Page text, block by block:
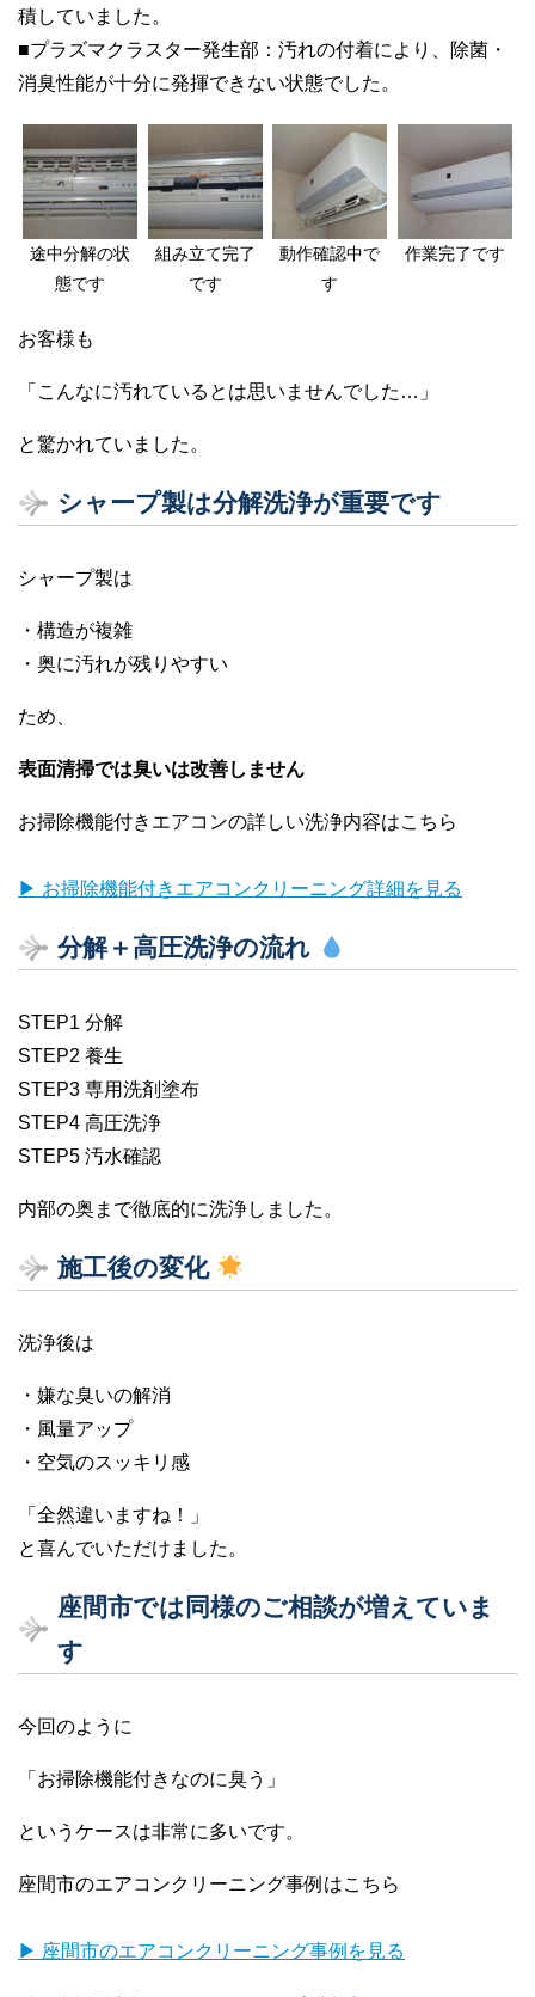
積していました。
■プラズマクラスター発生部：汚れの付着により、除菌・
消臭性能が十分に発揮できない状態でした。
途中分解の状
態です
組み立て完了
です
動作確認中で
す
作業完了です
お客様も
「こんなに汚れているとは思いませんでした…」
と驚かれていました。
シャープ製は分解洗浄が重要です
シャープ製は
・構造が複雑
・奥に汚れが残りやすい
ため、
表面清掃では臭いは改善しません
お掃除機能付きエアコンの詳しい洗浄内容はこちら
▶ お掃除機能付きエアコンクリーニング詳細を見る
分解＋高圧洗浄の流れ
STEP1 分解
STEP2 養生
STEP3 専用洗剤塗布
STEP4 高圧洗浄
STEP5 汚水確認
内部の奥まで徹底的に洗浄しました。
施工後の変化
洗浄後は
・嫌な臭いの解消
・風量アップ
・空気のスッキリ感
「全然違いますね！」
と喜んでいただけました。
座間市では同様のご相談が増えていま
す
今回のように
「お掃除機能付きなのに臭う」
というケースは非常に多いです。
座間市のエアコンクリーニング事例はこちら
▶ 座間市のエアコンクリーニング事例を見る